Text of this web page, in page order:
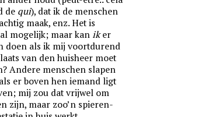
de qui), dat ik de menschen
maak, enz. Het is
mogelijk; maar kaniker
doen als ik mij voortdurend
van den huisheer moet
Andere menschen slapen
er boven hen iemand ligt
mij zou dat vrijwel om
zijn, maar zoo’n spieren-